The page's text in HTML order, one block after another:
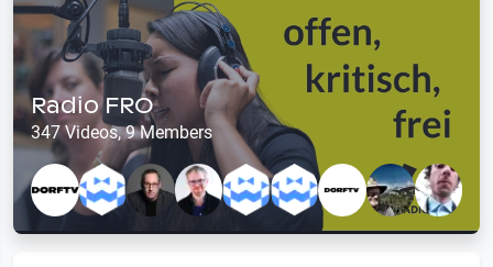
Radio FRO
347 Videos, 9 Members